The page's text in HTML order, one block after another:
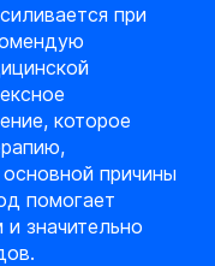
при
которое
причины
помогает
значительно